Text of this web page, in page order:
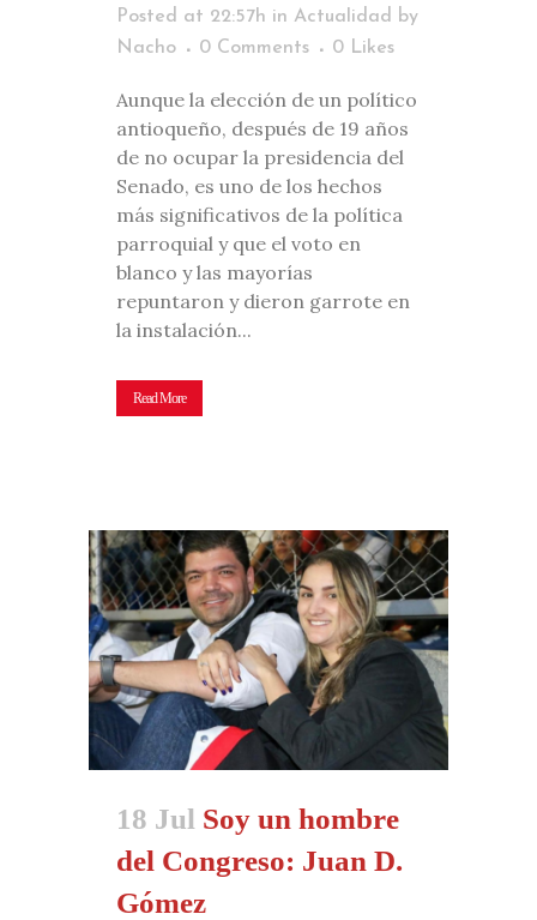
Posted at 22:57h in Actualidad by
Nacho
0 Comments 0 Likes
Aunque la elección de un político
antioqueño, después de 19 años
de no ocupar la presidencia del
Senado, es uno de los hechos
más significativos de la política
parroquial y que el voto en
blanco y las mayorías
repuntaron y dieron garrote en
la instalación...
Read More
18 Jul Soy un hombre
del Congreso: Juan D.
Gómez